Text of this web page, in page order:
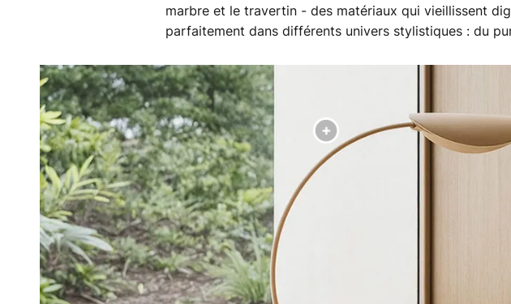
marbre et le travertin - des matériaux qui vieillissent
parfaitement dans différents univers stylistiques : du